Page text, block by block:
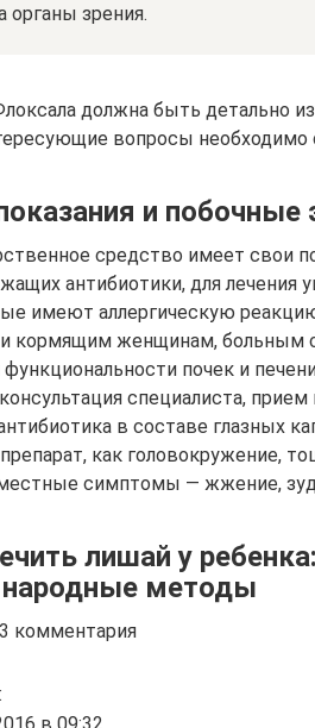
органы зрения.
должна быть детально
вопросы
и
средство имеет свои
антибиотики, для лечения
имеют аллергическую
кормящим женщинам, больным
почек и
специалиста,
в составе глазных
как головокружение,
симптомы — жжение,
лишай у
народные методы
комментария